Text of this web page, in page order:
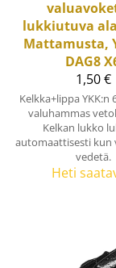
lukkiutuva
Mattamusta,
DAG8
1,50 €
Kelkka+lippa YKK:n
valuhammas
Kelkan lukko
automaattisesti kun
vedetä.
Heti